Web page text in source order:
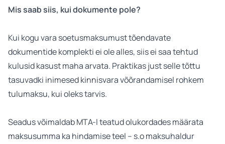
Mis saab siis, kui dokumente pole?
Kui kogu vara soetusmaksumust tõendavate
dokumentide komplekti ei ole alles, siis ei saa tehtud
kulusid kasust maha arvata. Praktikas just selle tõttu
tasuvadki inimesed kinnisvara võõrandamisel rohkem
tulumaksu, kui oleks tarvis.
Seadus võimaldab MTA-l teatud olukordades määrata
maksusumma ka hindamise teel – s.o maksuhaldur